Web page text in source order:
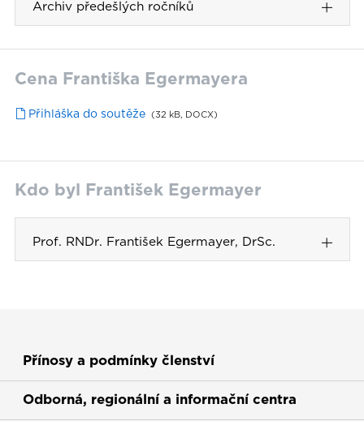
Archiv předešlých ročníků
Cena Františka Egermayera
Přihláška do soutěže 32 kB, DOCX
Kdo byl František Egermayer
Prof. RNDr. František Egermayer, DrSc.
Přínosy a podmínky členství
Odborná, regionální a informační centra